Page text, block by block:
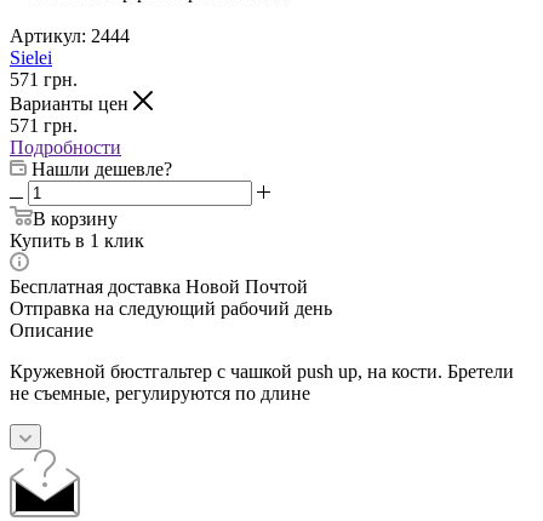
Артикул: 2444
Sielei
571 грн.
Варианты цен
571 грн.
Подробности
Нашли дешевле?
В корзину
Купить в 1 клик
Бесплатная доставка Новой Почтой
Отправка на следующий рабочий день
Описание
Кружевной бюстгальтер с чашкой push up, на кости. Бретели
не съемные, регулируются по длине